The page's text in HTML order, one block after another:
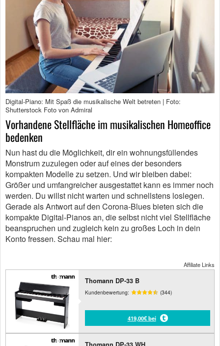
Digital-Piano: Mit Spaß die musikalische Welt betreten | Foto:
Shutterstock Foto von Admiral
Vorhandene Stellfläche im musikalischen Homeoffice
bedenken
Nun hast du die Möglichkeit, dir ein wohnungsfüllendes
Monstrum zuzulegen oder auf eines der besonders
kompakten Modelle zu setzen. Und wir bleiben dabei:
Größer und umfangreicher ausgestattet kann es immer noch
werden. Du willst nicht warten und schnellstens loslegen.
Gerade als Antwort auf den Corona-Blues bieten sich die
kompakte Digital-Pianos an, die selbst nicht viel Stellfläche
beanspruchen und zugleich kein zu großes Loch in dein
Konto fressen. Schau mal hier:
Affiliate Links
Thomann DP-33 B
Kundenbewertung: (344)
419,00€ bei